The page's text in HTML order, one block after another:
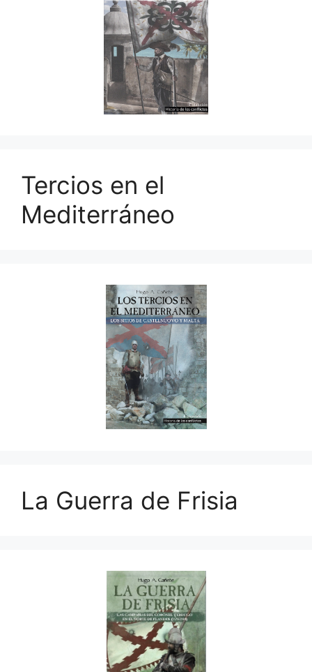
Tercios en el
Mediterráneo
La Guerra de Frisia